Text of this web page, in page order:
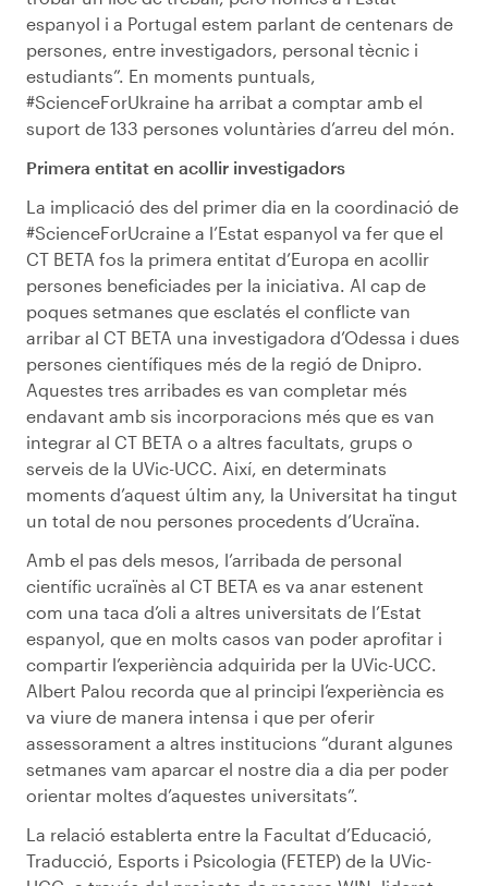
espanyol i a Portugal estem parlant de centenars de
persones, entre investigadors, personal tècnic i
estudiants”. En moments puntuals,
#ScienceForUkraine ha arribat a comptar amb el
suport de 133 persones voluntàries d’arreu del món.
Primera entitat en acollir investigadors
La implicació des del primer dia en la coordinació de
#ScienceForUcraine a l’Estat espanyol va fer que el
CT BETA fos la primera entitat d’Europa en acollir
persones beneficiades per la iniciativa. Al cap de
poques setmanes que esclatés el conflicte van
arribar al CT BETA una investigadora d’Odessa i dues
persones científiques més de la regió de Dnipro.
Aquestes tres arribades es van completar més
endavant amb sis incorporacions més que es van
integrar al CT BETA o a altres facultats, grups o
serveis de la UVic-UCC. Així, en determinats
moments d’aquest últim any, la Universitat ha tingut
un total de nou persones procedents d’Ucraïna.
Amb el pas dels mesos, l’arribada de personal
científic ucraïnès al CT BETA es va anar estenent
com una taca d’oli a altres universitats de l’Estat
espanyol, que en molts casos van poder aprofitar i
compartir l’experiència adquirida per la UVic-UCC.
Albert Palou recorda que al principi l’experiència es
va viure de manera intensa i que per oferir
assessorament a altres institucions “durant algunes
setmanes vam aparcar el nostre dia a dia per poder
orientar moltes d’aquestes universitats”.
La relació establerta entre la Facultat d’Educació,
Traducció, Esports i Psicologia (FETEP) de la UVic-